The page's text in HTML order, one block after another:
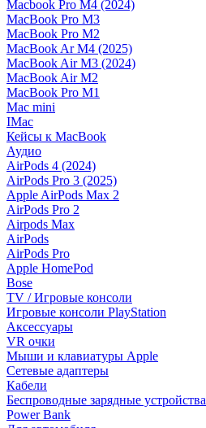
Macbook Pro M4 (2024)
MacBook Pro M3
MacBook Pro M2
MacBook Ar M4 (2025)
MacBook Air M3 (2024)
MacBook Air M2
MacBook Pro M1
Mac mini
IMac
Кейсы к MacBook
Аудио
AirPods 4 (2024)
AirPods Pro 3 (2025)
Apple AirPods Max 2
AirPods Pro 2
Airpods Max
AirPods
AirPods Pro
Apple HomePod
Bose
TV / Игровые консоли
Игровые консоли PlayStation
Аксессуары
VR очки
Мыши и клавиатуры Apple
Сетевые адаптеры
Кабели
Беспроводные зарядные устройства
Power Bank